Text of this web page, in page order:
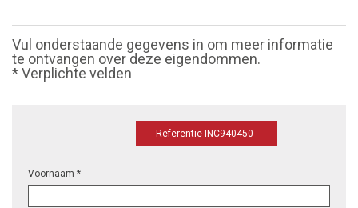
Vul onderstaande gegevens in om meer informatie
te ontvangen over deze eigendommen.
* Verplichte velden
Referentie INC940450
Voornaam *